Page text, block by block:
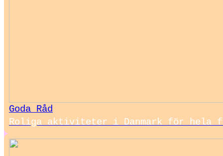
Goda Råd
Roliga aktiviteter i Danmark för hela